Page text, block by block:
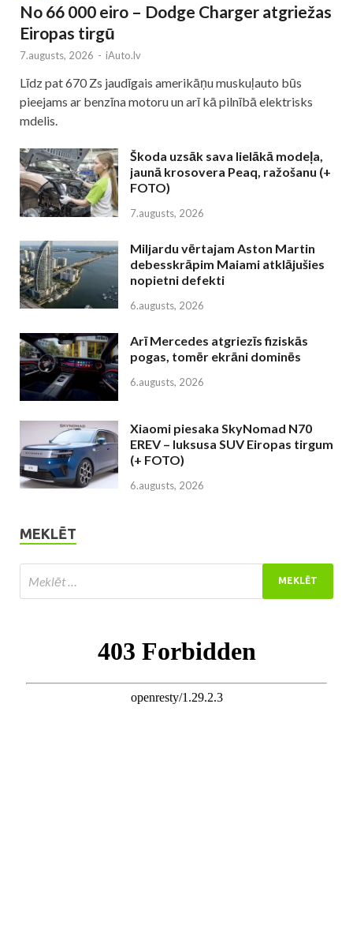
No 66 000 eiro – Dodge Charger atgriežas
Eiropas tirgū
7.augusts, 2026 - iAuto.lv
Līdz pat 670 Zs jaudīgais amerikāņu muskuļauto būs
pieejams ar benzīna motoru un arī kā pilnībā elektrisks
mdelis.
Škoda uzsāk sava lielākā modeļa,
jaunā krosovera Peaq, ražošanu (+
FOTO)
7.augusts, 2026
Miljardu vērtajam Aston Martin
debesskrāpim Maiami atklājušies
nopietni defekti
6.augusts, 2026
Arī Mercedes atgriezīs fiziskās
pogas, tomēr ekrāni dominēs
6.augusts, 2026
Xiaomi piesaka SkyNomad N70
EREV – luksusa SUV Eiropas tirgum
(+ FOTO)
6.augusts, 2026
MEKLĒT